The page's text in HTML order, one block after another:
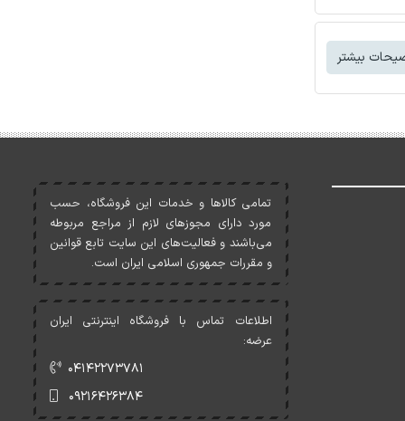
بیشتر
تمامی کالاها و خدمات اين فروشگاه، حسب
مورد دارای مجوزهای لازم از مراجع مربوطه
می‌باشند و فعاليت‌های اين سايت تابع قوانين
و مقررات جمهوری اسلامی ايران است.
اطلاعات تماس با فروشگاه اینترنتی ایران
عرضه:
۰۴۱۴۲۲۷۳۷۸۱
۰۹۲۱۶۴۲۶۳۸۴